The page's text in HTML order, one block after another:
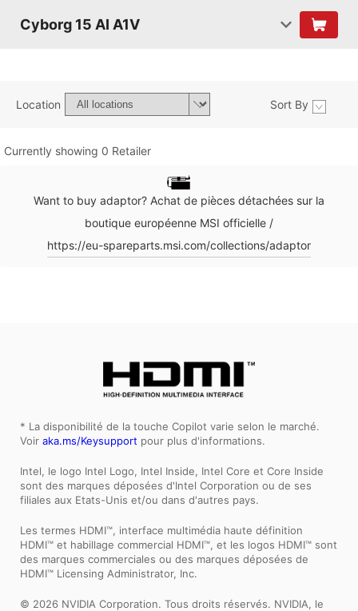
Cyborg 15 AI A1V
Location Sort By
Currently showing 0 Retailer
Want to buy adaptor? Achat de pièces détachées sur la
boutique européenne MSI officielle /
https://eu-spareparts.msi.com/collections/adaptor
* La disponibilité de la touche Copilot varie selon le marché.
Voir aka.ms/Keysupport pour plus d'informations.
Intel, le logo Intel Logo, Intel Inside, Intel Core et Core Inside
sont des marques déposées d'Intel Corporation ou de ses
filiales aux Etats-Unis et/ou dans d'autres pays.
Les termes HDMI™, interface multimédia haute définition
HDMI™ et habillage commercial HDMI™, et les logos HDMI™ sont
des marques commerciales ou des marques déposées de
HDMI™ Licensing Administrator, Inc.
© 2026 NVIDIA Corporation. Tous droits réservés. NVIDIA, le